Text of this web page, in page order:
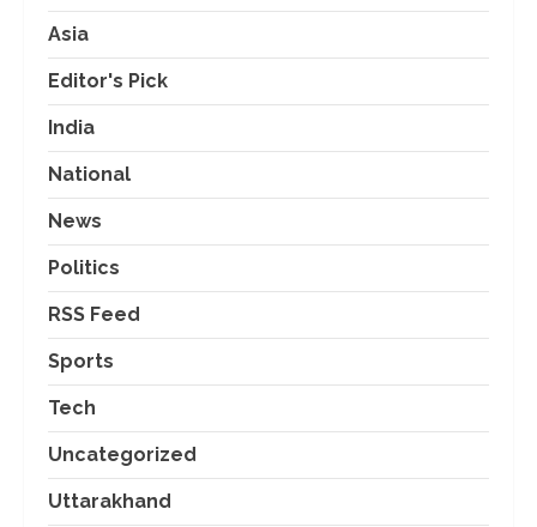
Asia
Editor's Pick
India
National
News
Politics
RSS Feed
Sports
Tech
Uncategorized
Uttarakhand